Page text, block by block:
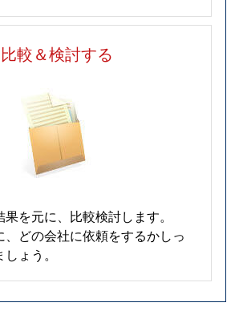
比較＆検討する
を元に、比較検討します。
、どの会社に依頼をするかしっ
ょう。